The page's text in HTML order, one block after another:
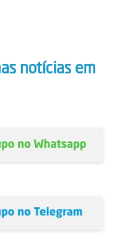
notícias em